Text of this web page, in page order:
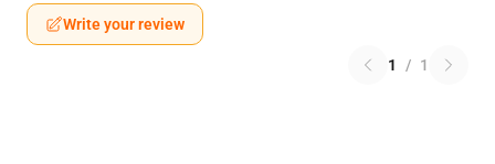
Write your review
1 / 1